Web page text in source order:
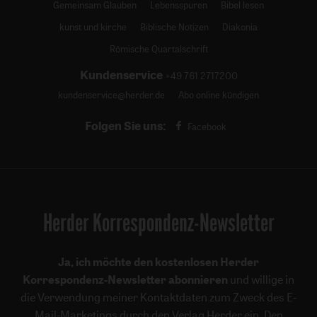
Gemeinsam Glauben Lebensspuren
Bibel lesen
kunst und kirche
Biblische Notizen
Diakonia
Römische Quartalschrift
Kundenservice +49 761 2717200
kundenservice@herder.de
Abo online kündigen
Folgen Sie uns: Facebook
Herder Korrespondenz-Newsletter
Ja, ich möchte den kostenlosen Herder
Korrespondenz-Newsletter abonnieren und willige in
die Verwendung meiner Kontaktdaten zum Zweck des E-